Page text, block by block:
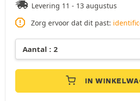
Levering 11 - 13 augustus
Zorg ervoor dat dit past:
IN